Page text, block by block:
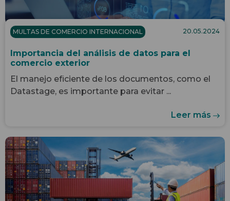
MULTAS DE COMERCIO INTERNACIONAL 20.05.2024
Importancia del análisis de datos para el
comercio exterior
El manejo eficiente de los documentos, como el
Datastage, es importante para evitar ...
Leer más